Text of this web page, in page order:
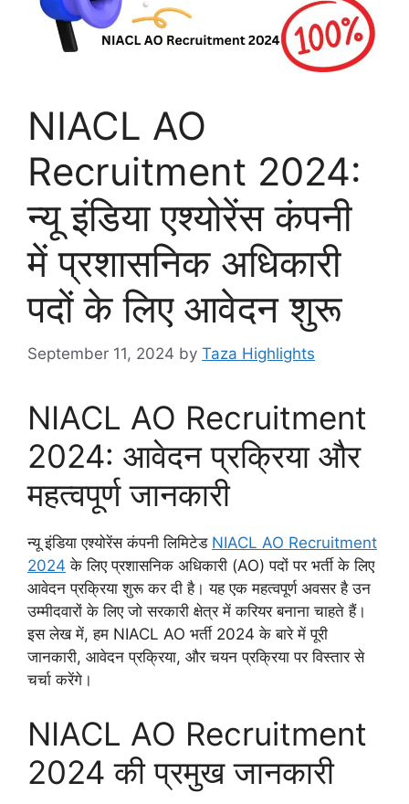
NIACL AO
Recruitment 2024:
न्यू इंडिया एश्योरेंस कंपनी
में प्रशासनिक अधिकारी
पदों के लिए आवेदन शुरू
September 11, 2024 by Taza Highlights
NIACL AO Recruitment
2024: आवेदन प्रक्रिया और
महत्वपूर्ण जानकारी
न्यू इंडिया एश्योरेंस कंपनी लिमिटेड NIACL AO Recruitment
2024 के लिए प्रशासनिक अधिकारी (AO) पदों पर भर्ती के लिए
आवेदन प्रक्रिया शुरू कर दी है। यह एक महत्वपूर्ण अवसर है उन
उम्मीदवारों के लिए जो सरकारी क्षेत्र में करियर बनाना चाहते हैं।
इस लेख में, हम NIACL AO भर्ती 2024 के बारे में पूरी
जानकारी, आवेदन प्रक्रिया, और चयन प्रक्रिया पर विस्तार से
चर्चा करेंगे।
NIACL AO Recruitment
2024 की प्रमुख जानकारी